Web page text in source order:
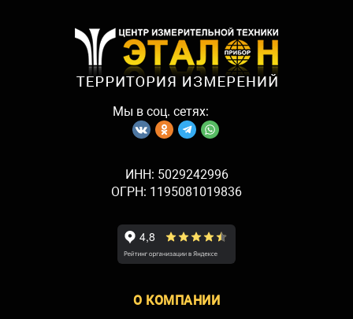
Мы в соц. сетях:
ИНН: 5029242996
ОГРН: 1195081019836
О КОМПАНИИ